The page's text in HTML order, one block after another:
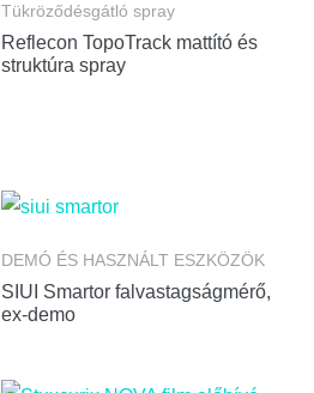
Tükröződésgátló spray
Reflecon TopoTrack mattító és
struktúra spray
DEMÓ ÉS HASZNÁLT ESZKÖZÖK
SIUI Smartor falvastagságmérő,
ex-demo